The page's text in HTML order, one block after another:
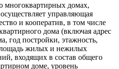
многоквартирных домах,
управляющая
и кооператив, в том числе
дома (включая адрес
год постройки, этажность,
жилых и нежилых
входящих в состав общего
доме, уровень